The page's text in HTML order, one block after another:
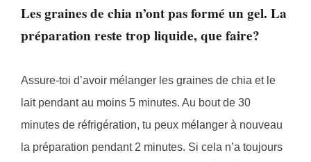
Les graines de chia n’ont pas formé un gel. La
préparation reste trop liquide, que faire?
Assure-toi d’avoir mélanger les graines de chia et le
lait pendant au moins 5 minutes. Au bout de 30
minutes de réfrigération, tu peux mélanger à nouveau
la préparation pendant 2 minutes. Si cela n’a toujours